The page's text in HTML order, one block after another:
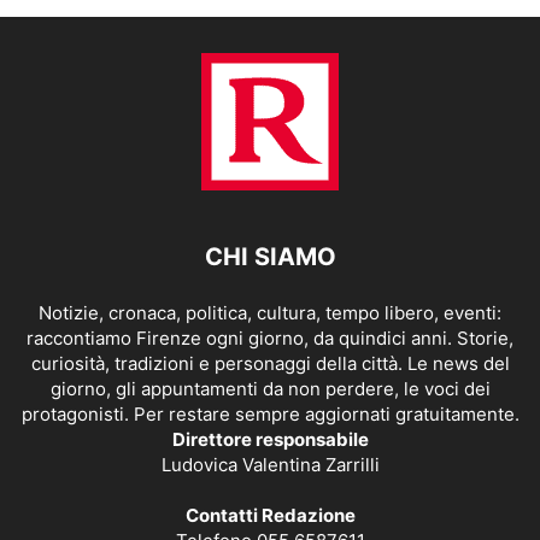
CHI SIAMO
Notizie, cronaca, politica, cultura, tempo libero, eventi:
raccontiamo Firenze ogni giorno, da quindici anni. Storie,
curiosità, tradizioni e personaggi della città. Le news del
giorno, gli appuntamenti da non perdere, le voci dei
protagonisti. Per restare sempre aggiornati gratuitamente.
Direttore responsabile
Ludovica Valentina Zarrilli
Contatti Redazione